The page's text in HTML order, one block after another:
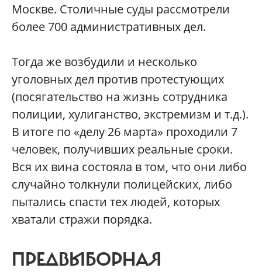
Москве. Столичные суды рассмотрели
более 700 административных дел.
Тогда же возбудили и несколько
уголовных дел против протестующих
(посягательство на жизнь сотрудника
полиции, хулиганство, экстремизм и т.д.).
В итоге по «делу 26 марта» проходили 7
человек, получивших реальные сроки.
Вся их вина состояла в том, что они либо
случайно толкнули полицейских, либо
пытались спасти тех людей, которых
хватали стражи порядка.
ПРЕДВЫБОРНАЯ